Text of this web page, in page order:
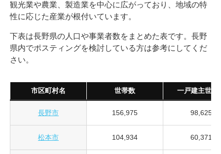
観光業や農業、製造業を中心に広がっており、地域の特
性に応じた産業が根付いています。
下表は長野県の人口や事業者数をまとめた表です。長野
県内でポスティングを検討している方は参考にしてくだ
さい。
市区町村名 世帯数 一戸建主世帯
長野市 156,975 98,625
松本市 104,934 60,371